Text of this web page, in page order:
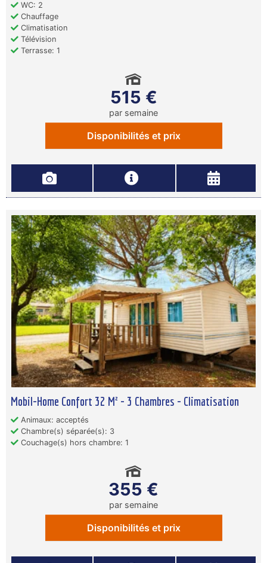
WC: 2
Chauffage
Climatisation
Télévision
Terrasse: 1
515 €
par semaine
Disponibilités et prix
Mobil-Home Confort 32 M² - 3 Chambres - Climatisation
Animaux: acceptés
Chambre(s) séparée(s): 3
Couchage(s) hors chambre: 1
355 €
par semaine
Disponibilités et prix